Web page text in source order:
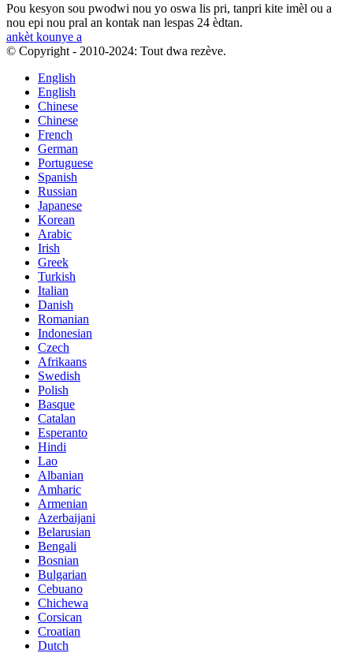
Pou kesyon sou pwodwi nou yo oswa lis pri, tanpri kite imèl ou a
nou epi nou pral an kontak nan lespas 24 èdtan.
ankèt kounye a
© Copyright - 2010-2024: Tout dwa rezève.
English
English
Chinese
Chinese
French
German
Portuguese
Spanish
Russian
Japanese
Korean
Arabic
Irish
Greek
Turkish
Italian
Danish
Romanian
Indonesian
Czech
Afrikaans
Swedish
Polish
Basque
Catalan
Esperanto
Hindi
Lao
Albanian
Amharic
Armenian
Azerbaijani
Belarusian
Bengali
Bosnian
Bulgarian
Cebuano
Chichewa
Corsican
Croatian
Dutch